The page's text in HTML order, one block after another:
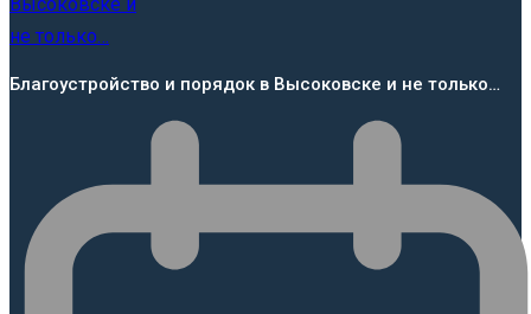
Благоустройство и порядок в Высоковске и не только…